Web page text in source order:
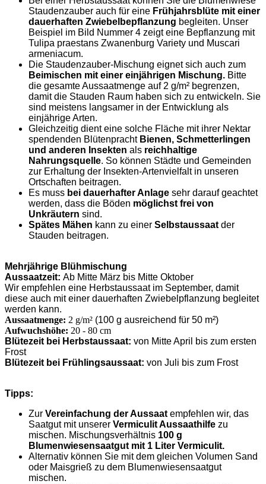
Staudenzauber auch für eine Frühjahrsblüte mit einer
dauerhaften Zwiebelbepflanzung begleiten. Unser
Beispiel im Bild Nummer 4 zeigt eine Bepflanzung mit
Tulipa praestans Zwanenburg Variety und Muscari
armeniacum.
Die Staudenzauber-Mischung eignet sich auch zum
Beimischen mit einer einjährigen Mischung. Bitte
die gesamte Aussaatmenge auf 2 g/m² begrenzen,
damit die Stauden Raum haben sich zu entwickeln. Sie
sind meistens langsamer in der Entwicklung als
einjährige Arten.
Gleichzeitig dient eine solche Fläche mit ihrer Nektar
spendenden Blütenpracht Bienen, Schmetterlingen
und anderen Insekten als reichhaltige
Nahrungsquelle. So können Städte und Gemeinden
zur Erhaltung der Insekten-Artenvielfalt in unseren
Ortschaften beitragen.
Es muss bei dauerhafter Anlage sehr darauf geachtet
werden, dass die Böden möglichst frei von
Unkräutern sind.
Spätes Mähen kann zu einer Selbstaussaat der
Stauden beitragen.
Mehrjährige Blühmischung
Aussaatzeit: Ab Mitte März bis Mitte Oktober
Wir empfehlen eine Herbstaussaat im September, damit
diese auch mit einer dauerhaften Zwiebelpflanzung begleitet
werden kann.
Aussaatmenge: 2 g/m² (100 g ausreichend für 50 m²)
Aufwuchshöhe: 20 - 80 cm
Blütezeit bei Herbstaussaat: von Mitte April bis zum ersten
Frost
Blütezeit bei Frühlingsaussaat: von Juli bis zum Frost
Tipps:
Zur Vereinfachung der Aussaat empfehlen wir, das
Saatgut mit unserer Vermiculit Aussaathilfe zu
mischen. Mischungsverhältnis 100 g
Blumenwiesensaatgut mit 1 Liter Vermiculit.
Alternativ können Sie mit dem gleichen Volumen Sand
oder Maisgrieß zu dem Blumenwiesensaatgut
mischen.